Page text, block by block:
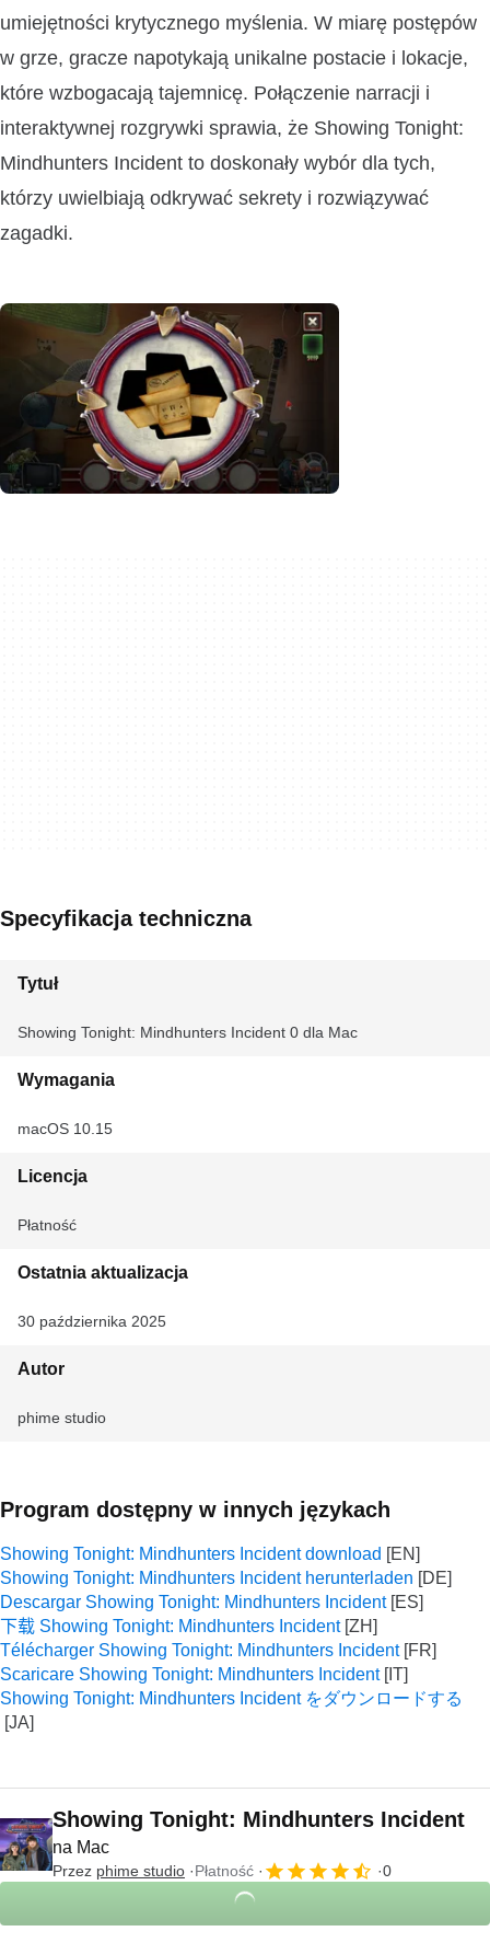
umiejętności krytycznego myślenia. W miarę postępów
w grze, gracze napotykają unikalne postacie i lokacje,
które wzbogacają tajemnicę. Połączenie narracji i
interaktywnej rozgrywki sprawia, że Showing Tonight:
Mindhunters Incident to doskonały wybór dla tych,
którzy uwielbiają odkrywać sekrety i rozwiązywać
zagadki.
Specyfikacja techniczna
Tytuł
Showing Tonight: Mindhunters Incident 0 dla Mac
Wymagania
macOS 10.15
Licencja
Płatność
Ostatnia aktualizacja
30 października 2025
Autor
phime studio
Program dostępny w innych językach
Showing Tonight: Mindhunters Incident download
Showing Tonight: Mindhunters Incident herunterladen
Descargar Showing Tonight: Mindhunters Incident
下载 Showing Tonight: Mindhunters Incident
Télécharger Showing Tonight: Mindhunters Incident
Scaricare Showing Tonight: Mindhunters Incident
Showing Tonight: Mindhunters Incident をダウンロードする
Showing Tonight: Mindhunters Incident
na Mac
Przez phime studio Płatność 0